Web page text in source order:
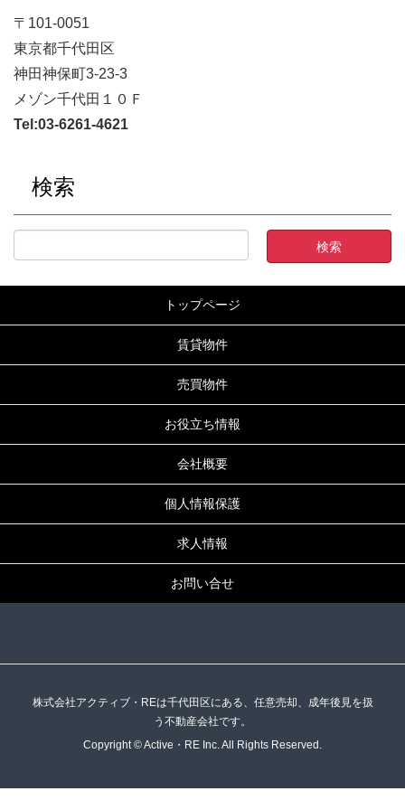
〒101-0051
東京都千代田区
神田神保町3-23-3
メゾン千代田１０Ｆ
Tel:03-6261-4621
検索
トップページ
賃貸物件
売買物件
お役立ち情報
会社概要
個人情報保護
求人情報
お問い合せ
株式会社アクティブ・REは千代田区にある、任意売却、成年後見を扱
う不動産会社です。
Copyright © Active・RE Inc. All Rights Reserved.